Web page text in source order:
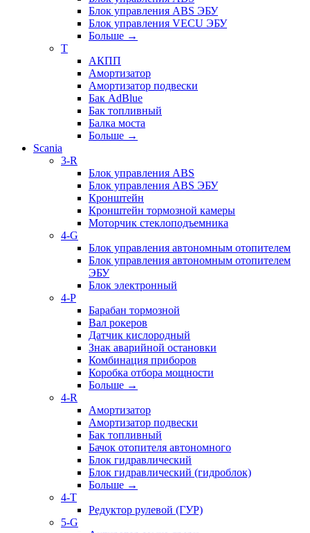
Блок управления ABS ЭБУ
Блок управления VECU ЭБУ
Больше →
T
АКПП
Амортизатор
Амортизатор подвески
Бак AdBlue
Бак топливный
Балка моста
Больше →
Scania
3-R
Блок управления ABS
Блок управления ABS ЭБУ
Кронштейн
Кронштейн тормозной камеры
Моторчик стеклоподъемника
4-G
Блок управления автономным отопителем
Блок управления автономным отопителем
ЭБУ
Блок электронный
4-P
Барабан тормозной
Вал рокеров
Датчик кислородный
Знак аварийной остановки
Комбинация приборов
Коробка отбора мощности
Больше →
4-R
Амортизатор
Амортизатор подвески
Бак топливный
Бачок отопителя автономного
Блок гидравлический
Блок гидравлический (гидроблок)
Больше →
4-T
Редуктор рулевой (ГУР)
5-G